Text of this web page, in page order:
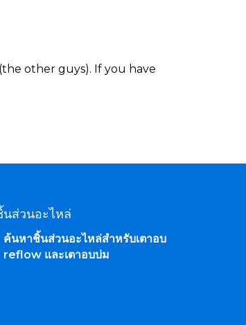
other guys). If you have
นส่วนอะไหล่
ค้นหาชิ้นส่วนอะไหล่สำหรับเตาอบ
reflow และเตาอบบ่ม